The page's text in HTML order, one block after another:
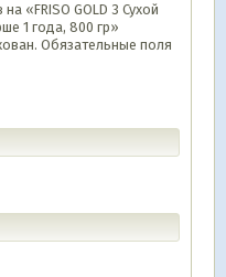
«FRISO GOLD 3 Сухой
1 года, 800 гр»
Обязательные поля